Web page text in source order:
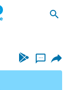
...